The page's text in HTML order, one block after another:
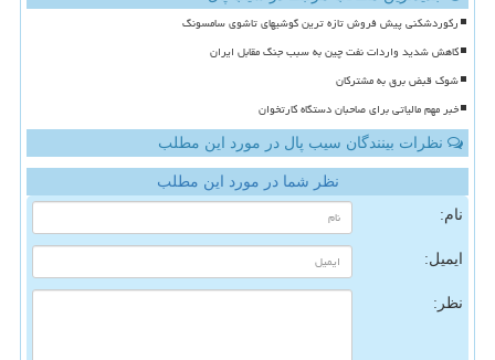
رکوردشکنی پیش فروش تازه ترین گوشیهای تاشوی سامسونگ
کاهش شدید واردات نفت چین به سبب جنگ مقابل ایران
شوک قبض برق به مشترکان
خبر مهم مالیاتی برای صاحبان دستگاه کارتخوان
نظرات بینندگان سیب پال در مورد این مطلب
نظر شما در مورد این مطلب
نام:
ایمیل:
نظر: